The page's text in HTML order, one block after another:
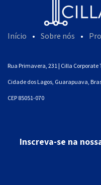
Início • Sobre nós •
Rua Primavera, 231 | Cilla Corporate
Cidade dos Lagos, Guarapuava,
CEP 85051-070
Inscreva-se na